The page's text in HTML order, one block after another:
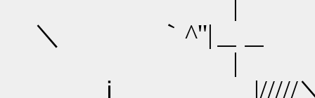
|
＼ ｀^''|＿＿
| 八
ｉ |/////＼